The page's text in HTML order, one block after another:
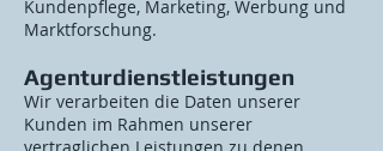
Kundenpflege, Marketing, Werbung und
Marktforschung.
Agenturdienstleistungen
Wir verarbeiten die Daten unserer
Kunden im Rahmen unserer